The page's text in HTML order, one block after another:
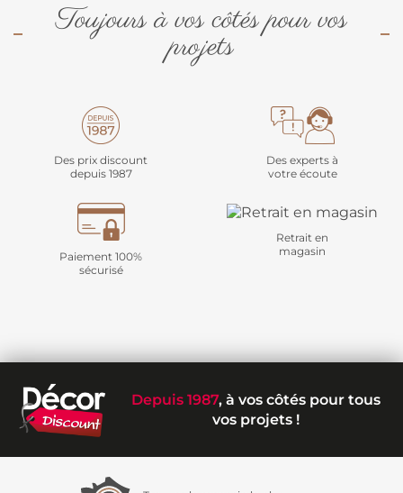
Toujours à vos côtés pour vos
projets
Des prix discount
depuis 1987
Des experts à
votre écoute
Paiement 100%
sécurisé
Retrait en
magasin
Depuis 1987, à vos côtés pour tous
vos projets !